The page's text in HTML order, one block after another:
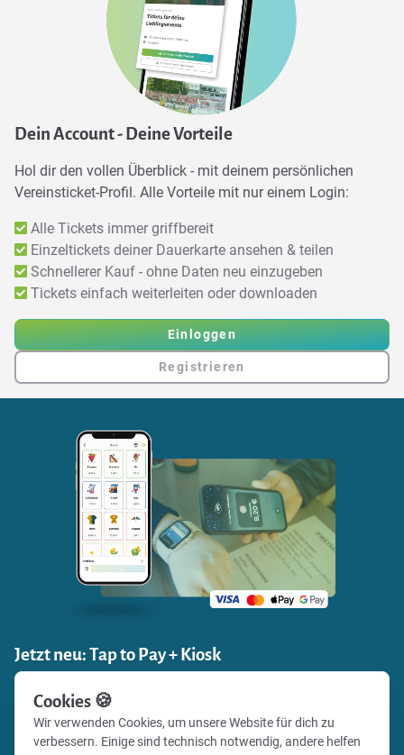
Dein Account - Deine Vorteile
Hol dir den vollen Überblick - mit deinem persönlichen
Vereinsticket-Profil. Alle Vorteile mit nur einem Login:
Alle Tickets immer griffbereit
Einzeltickets deiner Dauerkarte ansehen & teilen
Schnellerer Kauf - ohne Daten neu einzugeben
Tickets einfach weiterleiten oder downloaden
Einloggen
Registrieren
Jetzt neu: Tap to Pay + Kiosk
Nimm Zahlungen direkt über die VT Scan & Co App an und
das ohne zusätzliches Kartenlesegerät.
Produkte antippen, Karte oder Wallet ans Smartphone
Cookies 🍪
Wir verwenden Cookies, um unsere Website für dich zu
verbessern. Einige sind technisch notwendig, andere helfen